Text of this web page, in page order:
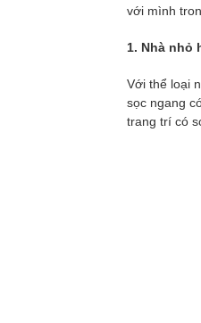
với mình
1. Nhà nhỏ
Với thể loại
sọc ngang
trang trí có